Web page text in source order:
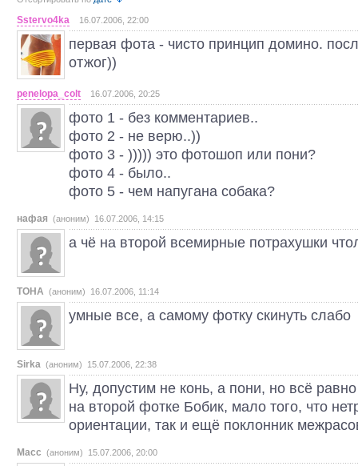
Sstervo4ka 16.07.2006, 22:00
первая фота - чисто принцип домино.
отжог))
penelopa_colt 16.07.2006, 20:25
фото 1 - без комментариев..
фото 2 - не верю..))
фото 3 - ))))) это фотошоп или пони?
фото 4 - было..
фото 5 - чем напугана собака?
нафая (аноним) 16.07.2006, 14:15
а чё на второй всемирные потрахушки
TOHA (аноним) 16.07.2006, 11:14
умные все, а самому фотку скинуть слабо
Sirka (аноним) 15.07.2006, 22:38
Ну, допустим не конь, а пони, но всё
на второй фотке Бобик, мало того, что
ориентации, так и ещё поклонник
Масс (аноним) 15.07.2006, 20:00